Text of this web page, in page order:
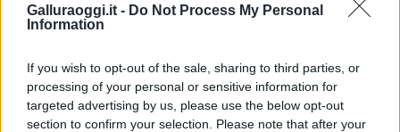
Galluraoggi.it - Do Not Process My Personal
Information
If you wish to opt-out of the sale, sharing to third parties, or
processing of your personal or sensitive information for
targeted advertising by us, please use the below opt-out
section to confirm your selection. Please note that after your
i tuoi video e le tue foto
Su WhatsApp al numero +39
345 356 7512